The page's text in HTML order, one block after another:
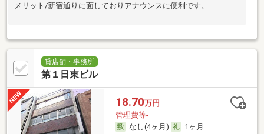
メリット/新宿通りに面しておりアナウンスに便利です。
貸店舗・事務所
第１日東ビル
18.70万円
管理費等-
なし(4ヶ月)
1ヶ月